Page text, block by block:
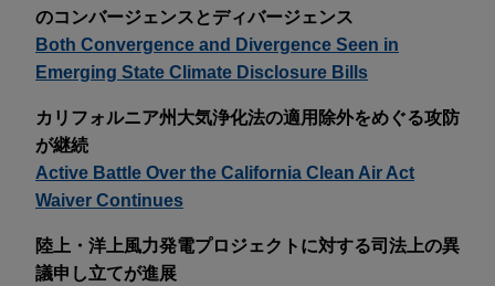
のコンバージェンスとディバージェンス
Both Convergence and Divergence Seen in
Emerging State Climate Disclosure Bills
カリフォルニア州大気浄化法の適用除外をめぐる攻防
が継続
Active Battle Over the California Clean Air Act
Waiver Continues
陸上・洋上風力発電プロジェクトに対する司法上の異
議申し立てが進展